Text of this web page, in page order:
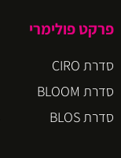
פרקט פולימרי
סדרת CIRO
סדרת BLOOM
סדרת BLOS